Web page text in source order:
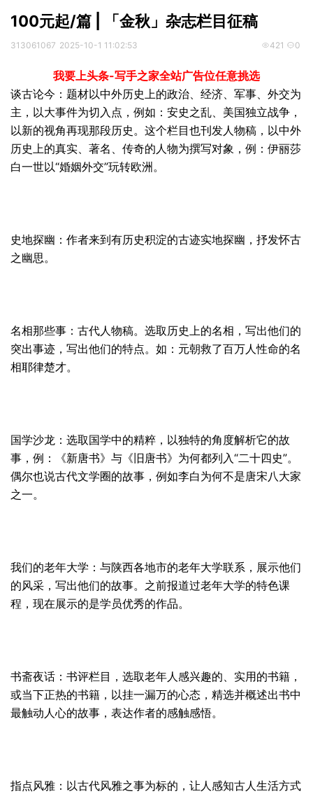
100元起/篇 | 「金秋」杂志栏目征稿
313061067 2025-10-1 11:02:53 421 0
我要上头条-写手之家全站广告位任意挑选
谈古论今：题材以中外历史上的政治、经济、军事、外交为
主，以大事件为切入点，例如：安史之乱、美国独立战争，
以新的视角再现那段历史。这个栏目也刊发人物稿，以中外
历史上的真实、著名、传奇的人物为撰写对象，例：伊丽莎
白一世以“婚姻外交”玩转欧洲。
史地探幽：作者来到有历史积淀的古迹实地探幽，抒发怀古
之幽思。
名相那些事：古代人物稿。选取历史上的名相，写出他们的
突出事迹，写出他们的特点。如：元朝救了百万人性命的名
相耶律楚才。
国学沙龙：选取国学中的精粹，以独特的角度解析它的故
事，例：《新唐书》与《旧唐书》为何都列入“二十四史”。
偶尔也说古代文学圈的故事，例如李白为何不是唐宋八大家
之一。
我们的老年大学：与陕西各地市的老年大学联系，展示他们
的风采，写出他们的故事。之前报道过老年大学的特色课
程，现在展示的是学员优秀的作品。
书斋夜话：书评栏目，选取老年人感兴趣的、实用的书籍，
或当下正热的书籍，以挂一漏万的心态，精选并概述出书中
最触动人心的故事，表达作者的感触感悟。
指点风雅：以古代风雅之事为标的，让人感知古人生活方式